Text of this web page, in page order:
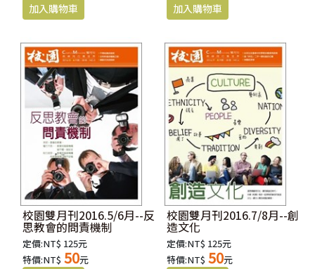
校園雙月刊2016.5/6月--反
思教會的問責機制
定價:NT$ 125元
特價:NT$ 50元
校園雙月刊2016.7/8月--創
造文化
定價:NT$ 125元
特價:NT$ 50元